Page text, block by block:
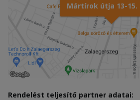
Mártírok útja 13-15.
Rendelést teljesítő partner adatai: